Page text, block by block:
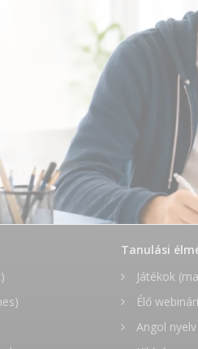
Tanulási
Játékok
Élő
Angol nyelv